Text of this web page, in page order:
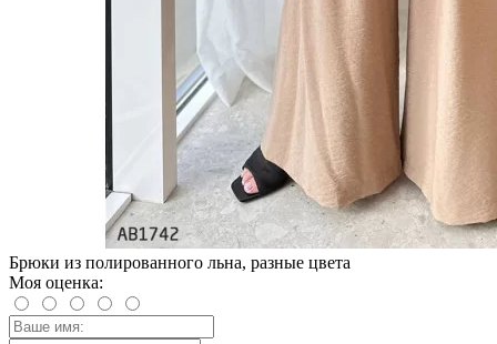
Брюки из полированного льна, разные цвета
Моя оценка: